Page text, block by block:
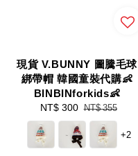
現貨 V.BUNNY 圖騰毛球
綁帶帽 韓國童裝代購👶
BINBINforkids👶
Sale
price
NT$ 300 Regular
price
NT$ 355
+2